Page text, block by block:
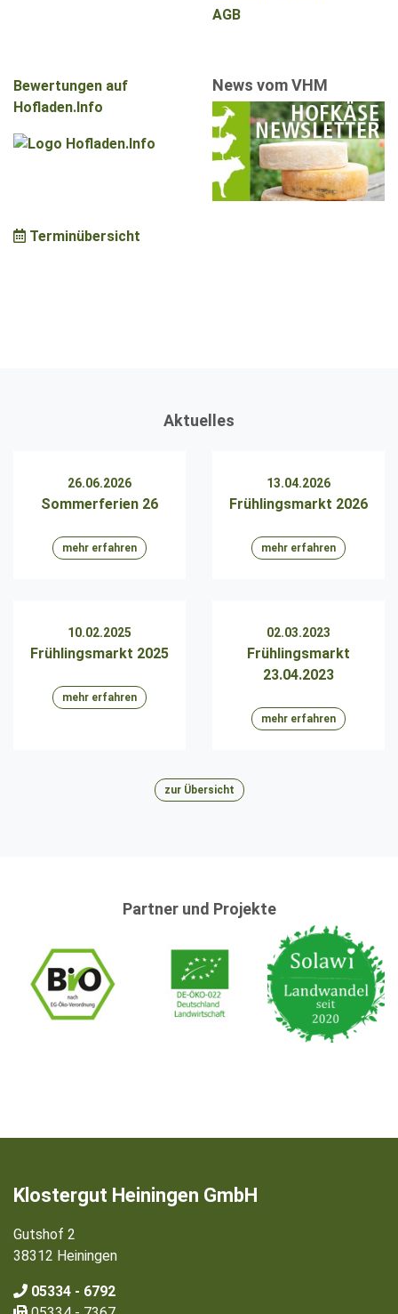
AGB
Bewertungen auf
Hofladen.Info
Terminübersicht
News vom VHM
Aktuelles
26.06.2026
Sommerferien 26
mehr erfahren
13.04.2026
Frühlingsmarkt 2026
mehr erfahren
10.02.2025
Frühlingsmarkt 2025
mehr erfahren
02.03.2023
Frühlingsmarkt
23.04.2023
mehr erfahren
zur Übersicht
Partner und Projekte
Klostergut Heiningen GmbH
Gutshof 2
38312 Heiningen
05334 - 6792